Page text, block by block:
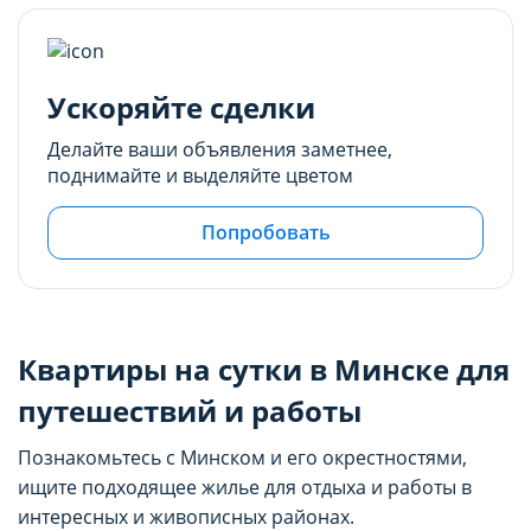
Ускоряйте сделки
Делайте ваши объявления заметнее,
поднимайте и выделяйте цветом
Попробовать
Квартиры на сутки в Минске для
путешествий и работы
Познакомьтесь с Минском и его окрестностями,
ищите подходящее жилье для отдыха и работы в
интересных и живописных районах.